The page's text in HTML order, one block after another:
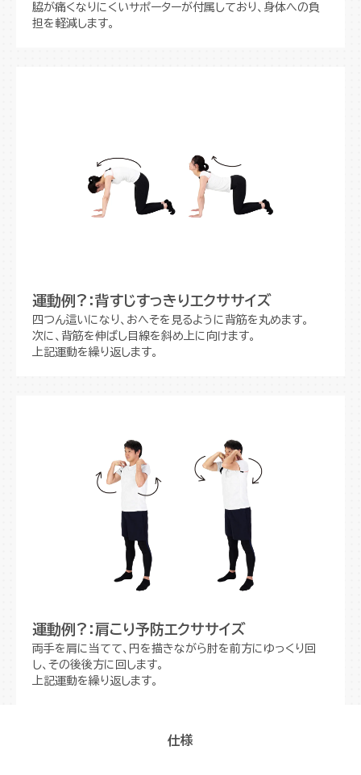
脇が痛くなりにくいサポーターが付属しており、身体への負
担を軽減します。
運動例?：背すじすっきりエクササイズ
四つん這いになり、おへそを見るように背筋を丸めます。
次に、背筋を伸ばし目線を斜め上に向けます。
上記運動を繰り返します。
運動例?：肩こり予防エクササイズ
両手を肩に当てて、円を描きながら肘を前方にゆっくり回
し、その後後方に回します。
上記運動を繰り返します。
仕様